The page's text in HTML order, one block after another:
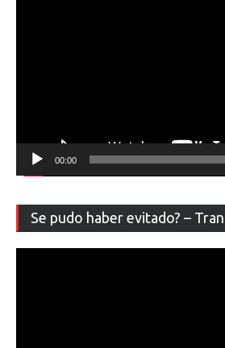
00:00
Se pudo haber evitado? –